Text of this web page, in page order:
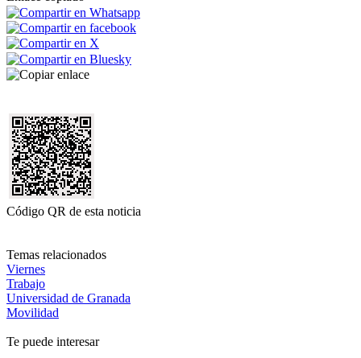
Código QR de esta noticia
Temas relacionados
Viernes
Trabajo
Universidad de Granada
Movilidad
Te puede interesar